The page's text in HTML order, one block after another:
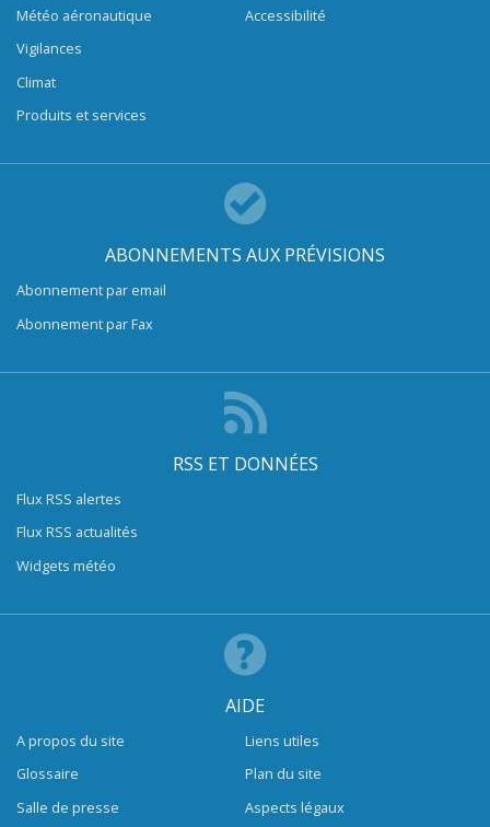
Météo aéronautique
Vigilances
Climat
Produits et services
Accessibilité
ABONNEMENTS AUX PRÉVISIONS
Abonnement par email
Abonnement par Fax
RSS ET DONNÉES
Flux RSS alertes
Flux RSS actualités
Widgets météo
AIDE
A propos du site
Glossaire
Salle de presse
Liens utiles
Plan du site
Aspects légaux